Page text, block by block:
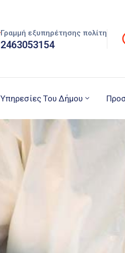
Γραμμή εξυπηρέτησης πολίτη
2463053154
Υπηρεσίες Του Δήμου